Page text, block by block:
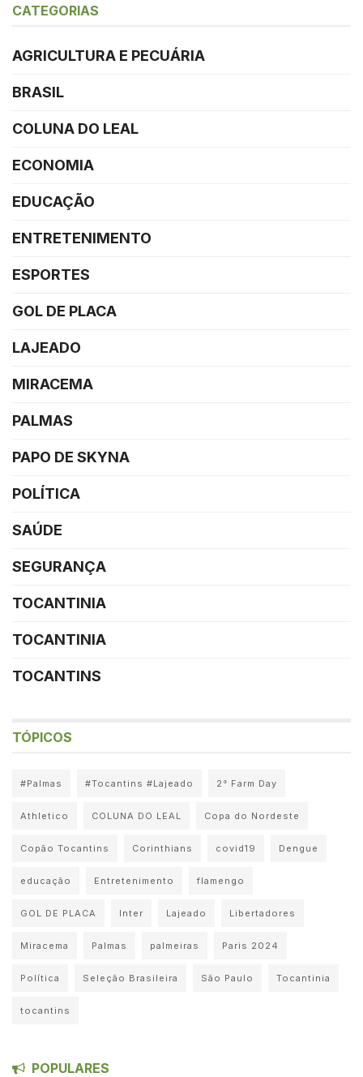
CATEGORIAS
AGRICULTURA E PECUÁRIA
BRASIL
COLUNA DO LEAL
ECONOMIA
EDUCAÇÃO
ENTRETENIMENTO
ESPORTES
GOL DE PLACA
LAJEADO
MIRACEMA
PALMAS
PAPO DE SKYNA
POLÍTICA
SAÚDE
SEGURANÇA
TOCANTINIA
TOCANTINIA
TOCANTINS
TÓPICOS
#Palmas #Tocantins #Lajeado 2° Farm Day
Athletico COLUNA DO LEAL Copa do Nordeste
Copão Tocantins Corinthians covid19 Dengue
educação Entretenimento flamengo
GOL DE PLACA Inter Lajeado Libertadores
Miracema Palmas palmeiras Paris 2024
Política Seleção Brasileira São Paulo Tocantinia
tocantins
POPULARES